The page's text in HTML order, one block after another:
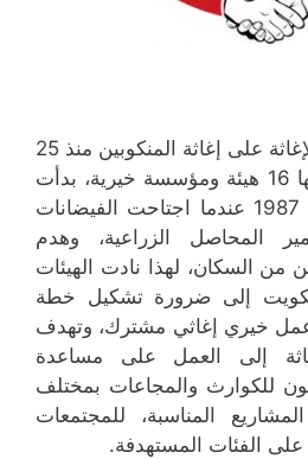
تعمل الجمية الكويتية للإغاثة على إغاثة المنكوبين منذ 25
عام، وتضم في عضويتها 16 هيئة ومؤسسة خيرية، بدأت
عملها الإغاثي منذ عام 1987 عندما اجتاحت الفيضانات
المحاصل الزراعية، وهدم
من السكان، لهذا نادت الهيئات
إلى ضرورة تشكيل خطة
خيري إغاثي مشترك، وتهدف
إلى العمل على مساعدة
للكوارث والمجاعات بمختلف
المناسبة، للمجتمعات
على الفئات المستهدفة.